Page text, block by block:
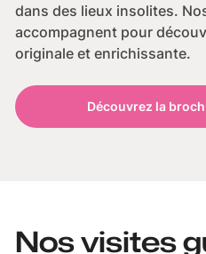
dans des lieux insolites.
accompagnent pour
originale et enrichissante.
Découvrez la
Nos visites